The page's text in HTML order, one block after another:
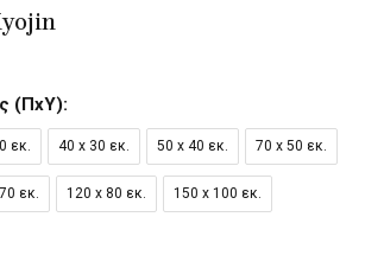
(ΠxΥ):
εκ. 40 x 30 εκ. 50 x 40 εκ. 70 x 50 εκ.
εκ. 120 x 80 εκ. 150 x 100 εκ.